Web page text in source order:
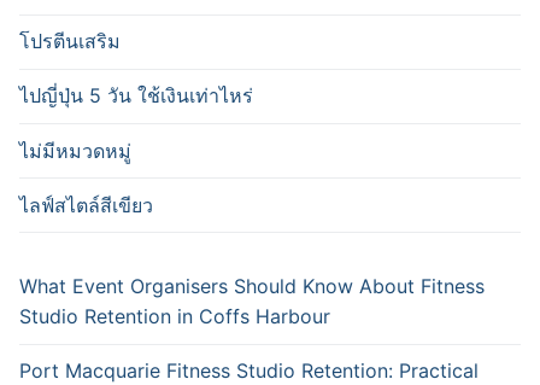
โปรตีนเสริม
ไปญี่ปุ่น 5 วัน ใช้เงินเท่าไหร่
ไม่มีหมวดหมู่
ไลฟ์สไตล์สีเขียว
What Event Organisers Should Know About Fitness
Studio Retention in Coffs Harbour
Port Macquarie Fitness Studio Retention: Practical